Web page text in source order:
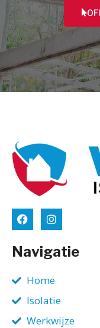
Navigatie
Home
Isolatie
Werkwijze